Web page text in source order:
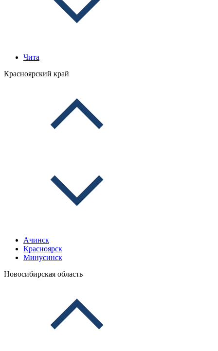
Чита
Красноярский край
Ачинск
Красноярск
Минусинск
Новосибирская область